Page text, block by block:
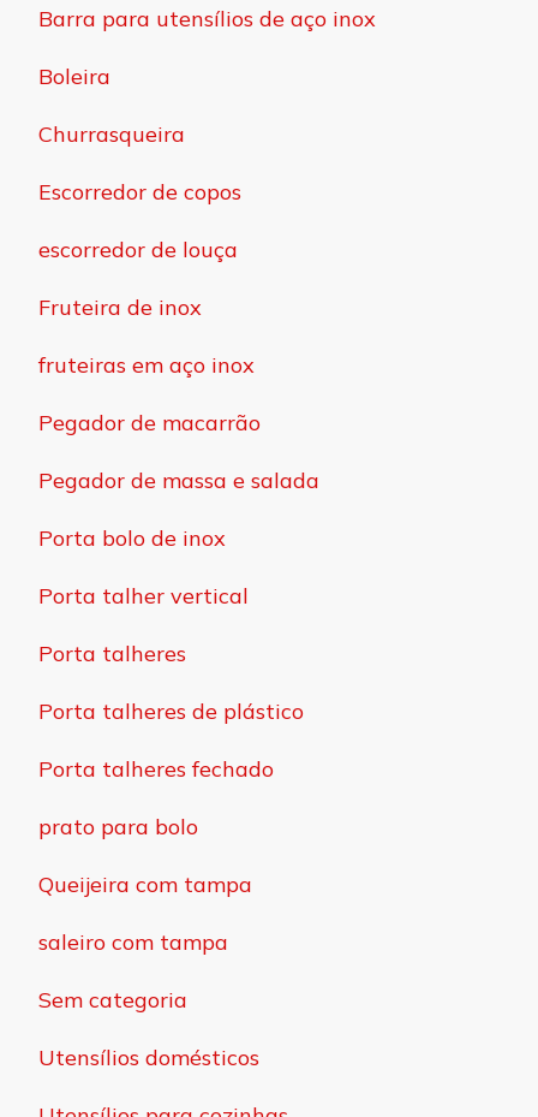
Barra para utensílios de aço inox
Boleira
Churrasqueira
Escorredor de copos
escorredor de louça
Fruteira de inox
fruteiras em aço inox
Pegador de macarrão
Pegador de massa e salada
Porta bolo de inox
Porta talher vertical
Porta talheres
Porta talheres de plástico
Porta talheres fechado
prato para bolo
Queijeira com tampa
saleiro com tampa
Sem categoria
Utensílios domésticos